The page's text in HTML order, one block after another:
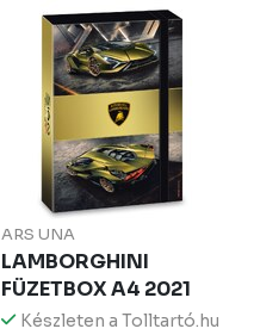
ARS UNA
LAMBORGHINI
FÜZETBOX A4 2021
Készleten a Tolltartó.hu